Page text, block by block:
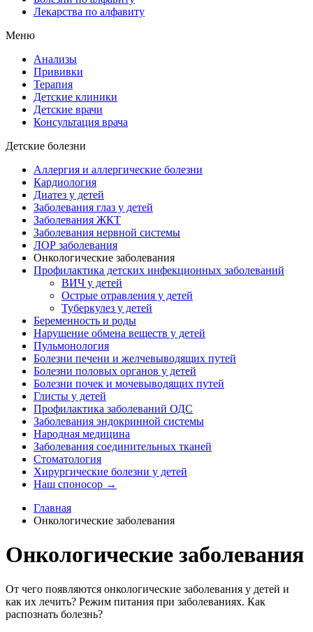
Лекарства по алфавиту
Меню
Анализы
Прививки
Терапия
Детские клиники
Детские врачи
Консультация врача
Детские болезни
Аллергия и аллергические болезни
Кардиология
Диатез у детей
Заболевания глаз у детей
Заболевания ЖКТ
Заболевания нервной системы
ЛОР заболевания
Онкологические заболевания
Профилактика детских инфекционных заболеваний
ВИЧ у детей
Острые отравления у детей
Туберкулез у детей
Беременность и роды
Нарушение обмена веществ у детей
Пульмонология
Болезни печени и желчевыводящих путей
Болезни половых органов у детей
Болезни почек и мочевыводящих путей
Глисты у детей
Профилактика заболеваний ОДС
Заболевания эндокринной системы
Народная медицина
Заболевания соединительных тканей
Стоматология
Хирургические болезни у детей
Наш споносор →
Главная
Онкологические заболевания
Онкологические заболевания
От чего появляются онкологические заболевания у детей и
как их лечить? Режим питания при заболеваниях. Как
распознать болезнь?